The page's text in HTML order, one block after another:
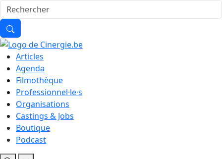
Articles
Agenda
Filmothèque
Professionnel·le·s
Organisations
Castings & Jobs
Boutique
Podcast